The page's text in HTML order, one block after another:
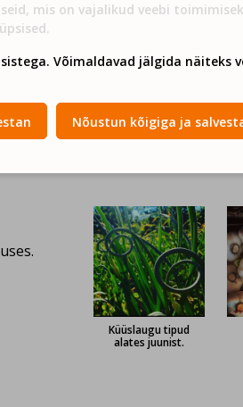
mis on vajalikud veebi
Võimaldavad jälgida näiteks
Nõustun kõigiga ja
Küüslaugu tipud
alates juunist.